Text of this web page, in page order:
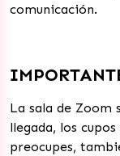
comunicación.
La sala de Zoom
llegada, los
preocupes,